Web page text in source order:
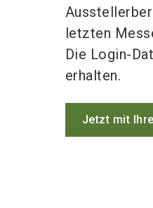
letzten
Die Login-
erhalten.
Jetzt mit